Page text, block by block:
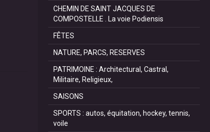
CHEMIN DE SAINT JACQUES DE
COMPOSTELLE . La voie Podiensis
FÊTES
NATURE, PARCS, RESERVES
PATRIMOINE : Architectural, Castral,
Militaire, Religieux,
SAISONS
SPORTS : autos, équitation, hockey, tennis,
voile